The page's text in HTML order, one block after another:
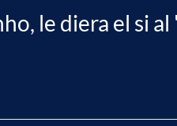
le diera el si